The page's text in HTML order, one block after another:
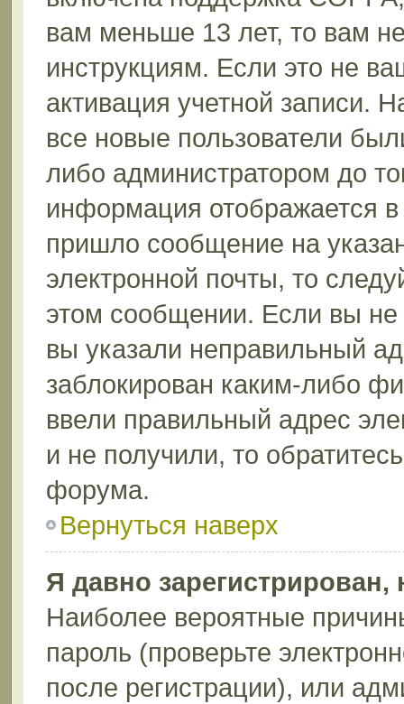
вам меньше 13 лет, то вам
инструкциям. Если это не
активация учетной записи.
все новые пользователи
либо администратором до
информация отображается
пришло сообщение на
электронной почты, то
этом сообщении. Если вы
вы указали неправильный
заблокирован каким-либо
ввели правильный адрес
и не получили, то
форума.
Вернуться наверх
Я давно
Наиболее вероятные
пароль (проверьте
после регистрации), или